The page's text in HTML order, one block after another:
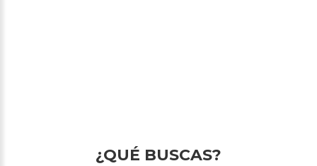
¿QUÉ BUSCAS?